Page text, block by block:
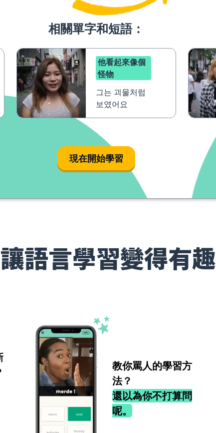
相關單字和短語：
他看起來像個
怪物
그는 괴물처럼
보였어요
現在開始學習
語言學習變得有趣
教你罵人的學習方
法？
還以為你不打算問
呢。